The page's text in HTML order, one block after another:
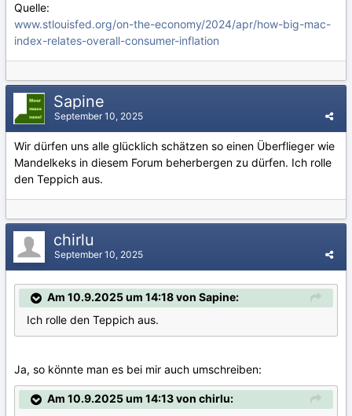
Quelle:
www.stlouisfed.org/on-the-economy/2024/apr/how-big-mac-
index-relates-overall-consumer-inflation
Sapine
September 10, 2025
Wir dürfen uns alle glücklich schätzen so einen Überflieger wie
Mandelkeks in diesem Forum beherbergen zu dürfen. Ich rolle
den Teppich aus.
chirlu
September 10, 2025
Am 10.9.2025 um 14:18 von Sapine:
Ich rolle den Teppich aus.
Ja, so könnte man es bei mir auch umschreiben:
Am 10.9.2025 um 14:13 von chirlu: